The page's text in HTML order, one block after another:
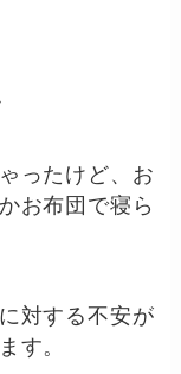
ったけど、お
お布団で寝ら
対する不安が
す。